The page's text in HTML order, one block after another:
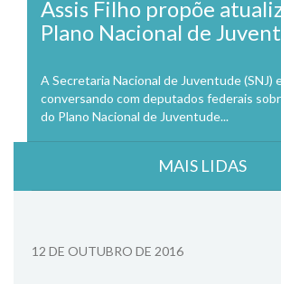
Assis Filho propõe
Plano Nacional de
A Secretaria Nacional de Juventude (SNJ)
conversando com deputados federais
do Plano Nacional de Juventude...
MAIS LIDAS
12 DE OUTUBRO DE 2016